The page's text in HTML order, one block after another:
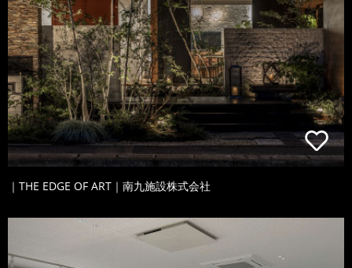
｜THE EDGE OF ART｜南九施設株式会社